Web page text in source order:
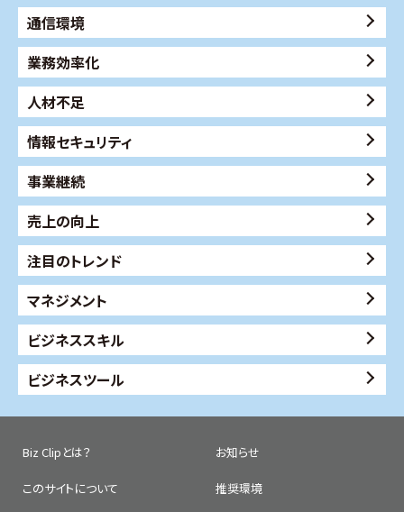
通信環境
業務効率化
人材不足
情報セキュリティ
事業継続
売上の向上
注目のトレンド
マネジメント
ビジネススキル
ビジネスツール
Biz Clipとは？ お知らせ
このサイトについて 推奨環境